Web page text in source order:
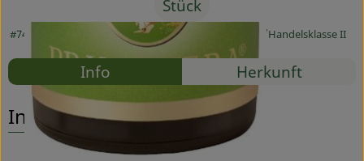
Stück
#74020 / Stück 1380,00 €/ l Handelsklasse II
Rezepte
Info Herkunft
Entdecke passende Rezepte
Info